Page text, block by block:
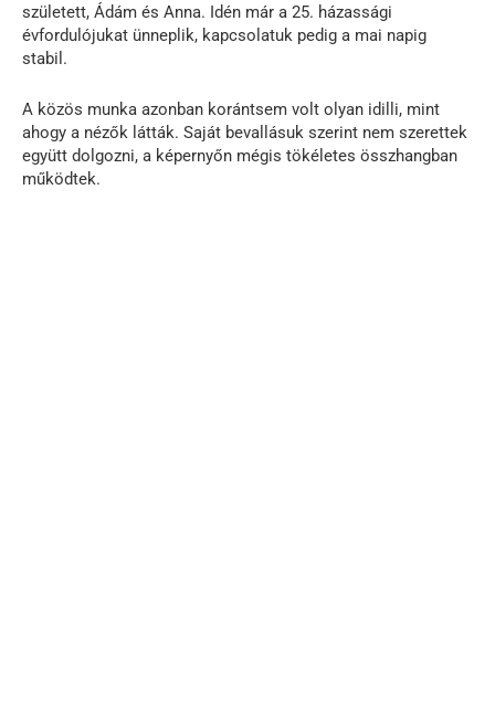
született, Ádám és Anna. Idén már a 25. házassági
évfordulójukat ünneplik, kapcsolatuk pedig a mai napig
stabil.
A közös munka azonban korántsem volt olyan idilli, mint
ahogy a nézők látták. Saját bevallásuk szerint nem szerettek
együtt dolgozni, a képernyőn mégis tökéletes összhangban
működtek.